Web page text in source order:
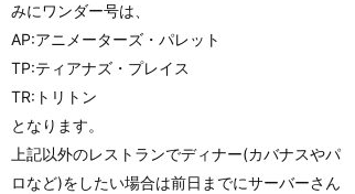
みにワンダー号は、
AP:アニメーターズ・パレット
TP:ティアナズ・プレイス
TR:トリトン
となります。
上記以外のレストランでディナー(カバナスやパ
ロなど)をしたい場合は前日までにサーバーさん